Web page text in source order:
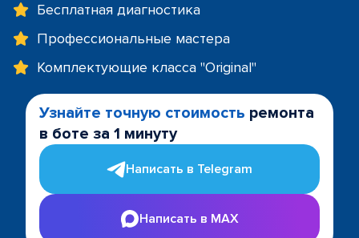
Бесплатная диагностика
Профессиональные мастера
Комплектующие класса "Original"
Узнайте точную стоимость ремонта
в боте за 1 минуту
Написать в Telegram
Написать в MAX